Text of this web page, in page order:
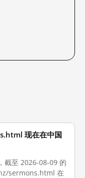
现在在中国
截至 2026-08-09 的
sermons.html 在